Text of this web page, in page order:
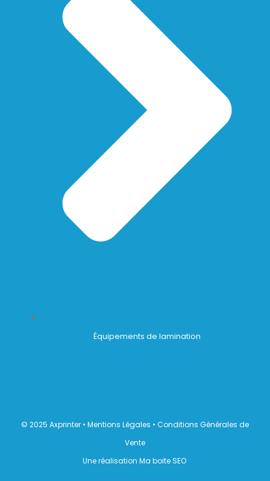
Équipements de lamination
© 2025 Axprinter • Mentions Légales • Conditions Générales de
Vente
Une réalisation Ma boite SEO